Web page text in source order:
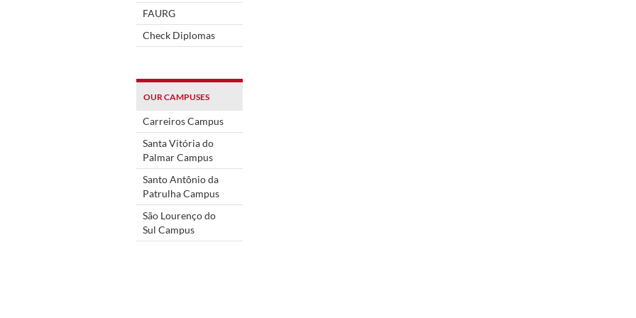
FAURG
Check Diplomas
OUR CAMPUSES
Carreiros Campus
Santa Vitória do
Palmar Campus
Santo Antônio da
Patrulha Campus
São Lourenço do
Sul Campus